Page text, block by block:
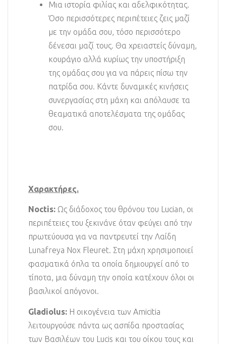
Μια ιστορία φιλίας και αδελφικότητας.
Όσο περισσότερες περιπέτειες ζεις μαζί
με την ομάδα σου, τόσο περισσότερο
δένεσαι μαζί τους. Θα χρειαστείς δύναμη,
κουράγιο αλλά κυρίως την υποστήριξη
της ομάδας σου για να πάρεις πίσω την
πατρίδα σου. Κάντε δυναμικές κινήσεις
συνεργασίας στη μάχη και απόλαυσε τα
θεαματικά αποτελέσματα της ομάδας
σου.
Χαρακτήρες.
Noctis: Ως διάδοχος του θρόνου του Lucian, οι
περιπέτειες του ξεκινάνε όταν φεύγει από την
πρωτεύουσα για να παντρευτεί την Λαίδη
Lunafreya Nox Fleuret. Στη μάχη χρησιμοποιεί
φασματικά όπλα τα οποία δημιουργεί από το
τίποτα, μια δύναμη την οποία κατέχουν όλοι οι
βασιλικοί απόγονοι.
Gladiolus: Η οικογένεια των Amicitia
λειτουργούσε πάντα ως ασπίδα προστασίας
των Βασιλέων του Lucis και του οίκου τους και